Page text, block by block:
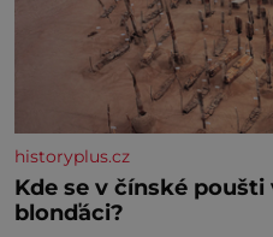
historyplus.cz
Kde se v čínské
blonďáci?